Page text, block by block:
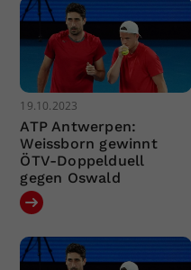
19.10.2023
ATP Antwerpen:
Weissborn gewinnt
ÖTV-Doppelduell
gegen Oswald